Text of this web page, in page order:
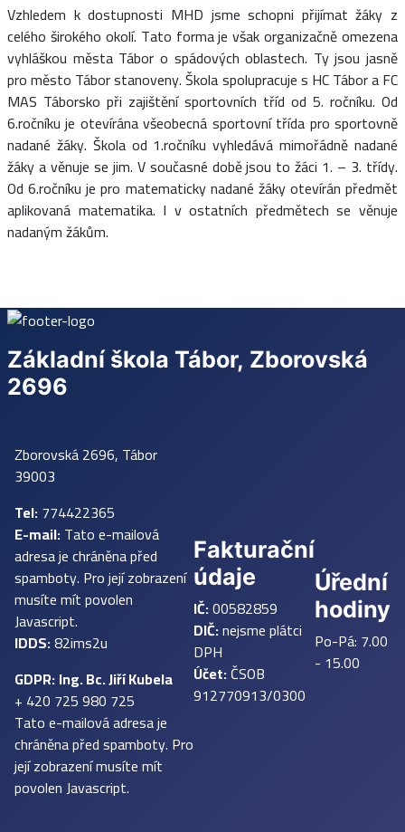
Vzhledem k dostupnosti MHD jsme schopni přijímat žáky z
celého širokého okolí. Tato forma je však organizačně omezena
vyhláškou města Tábor o spádových oblastech. Ty jsou jasně
pro město Tábor stanoveny. Škola spolupracuje s HC Tábor a FC
MAS Táborsko při zajištění sportovních tříd od 5. ročníku. Od
6.ročníku je otevírána všeobecná sportovní třída pro sportovně
nadané žáky. Škola od 1.ročníku vyhledává mimořádně nadané
žáky a věnuje se jim. V současné době jsou to žáci 1. – 3. třídy.
Od 6.ročníku je pro matematicky nadané žáky otevírán předmět
aplikovaná matematika. I v ostatních předmětech se věnuje
nadaným žákům.
Základní škola Tábor, Zborovská
2696
Zborovská 2696, Tábor
39003
Tel:774422365
E-mail:Tato e-mailová
adresa je chráněna před
spamboty. Pro její zobrazení
musíte mít povolen
Javascript.
IDDS:82ims2u
GDPR:Ing. Bc. Jiří Kubela
+ 420 725 980 725
Tato e-mailová adresa je
chráněna před spamboty. Pro
její zobrazení musíte mít
povolen Javascript.
Fakturační
údaje
IČ:00582859
DIČ:nejsme plátci
DPH
Účet:ČSOB
912770913/0300
Úřední
hodiny
Po-Pá: 7.00
- 15.00